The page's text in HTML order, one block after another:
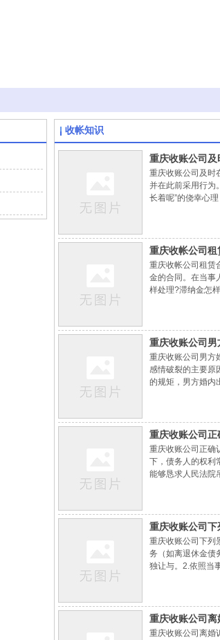
收帐知识
重庆收账公司​
重庆收账公司及时
并在此前采用行为
长着呢”的侥幸心
重庆收帐公司​
重庆收帐公司租赁
金的合同。在当事
样处理?滞纳金怎
重庆收账公司​男
重庆收账公司男方
感情破裂的主要原
的规矩，男方婚内
重庆收账公司​
重庆收账公司正确
下，债务人的权利
能够恳求人民法院
重庆收账公司​下
重庆收账公司下列
务（如离退休金债
独让与。2.依照当
重庆收账公司​离
重庆收账公司离婚